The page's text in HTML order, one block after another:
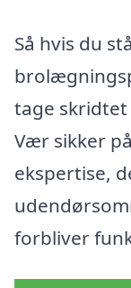
Så hvis du
tage
Vær sikker
ekspertise,
forbliver